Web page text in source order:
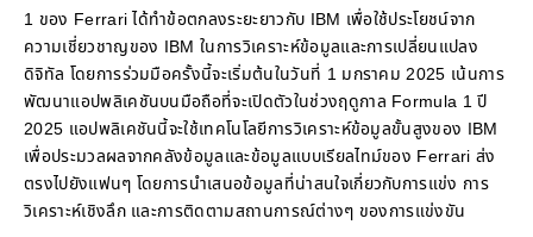
1 ของ Ferrari ได้ทำข้อตกลงระยะยาวกับ IBM เพื่อใช้ประโยชน์จาก
ความเชี่ยวชาญของ IBM ในการวิเคราะห์ข้อมูลและการเปลี่ยนแปลง
ดิจิทัล โดยการร่วมมือครั้งนี้จะเริ่มต้นในวันที่ 1 มกราคม 2025 เน้นการ
พัฒนาแอปพลิเคชันบนมือถือที่จะเปิดตัวในช่วงฤดูกาล Formula 1 ปี
2025 แอปพลิเคชันนี้จะใช้เทคโนโลยีการวิเคราะห์ข้อมูลขั้นสูงของ IBM
เพื่อประมวลผลจากคลังข้อมูลและข้อมูลแบบเรียลไทม์ของ Ferrari ส่ง
ตรงไปยังแฟนๆ โดยการนำเสนอข้อมูลที่น่าสนใจเกี่ยวกับการแข่ง การ
วิเคราะห์เชิงลึก และการติดตามสถานการณ์ต่างๆ ของการแข่งขัน